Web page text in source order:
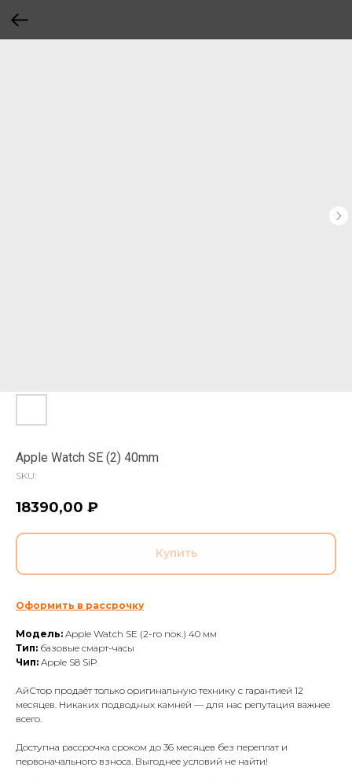
Apple Watch SE (2) 40mm
SKU:
18390,00 ₽
Купить
Оформить в рассрочку
Модель: Apple Watch SE (2-го пок.) 40 мм
Тип: базовые смарт-часы
Чип: Apple S8 SiP
АйСтор продаёт только оригинальную технику с гарантией 12
месяцев. Никаких подводных камней — для нас репутация важнее
всего.
Доступна рассрочка сроком до 36 месяцев без переплат и
первоначального взноса. Выгоднее условий не найти!